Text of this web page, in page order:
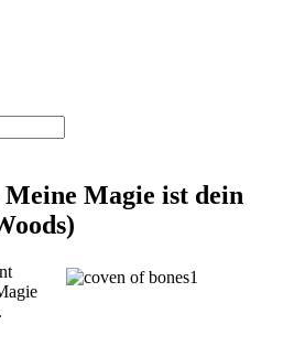
Meine Magie ist dein